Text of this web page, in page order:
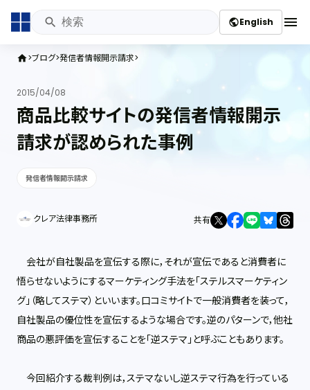
publicEnglish menu
home ブログ 発信者情報開示請求
2015/04/08
商品比較サイトの発信者情報開示
請求が認められた事例
発信者情報開示請求
クレア法律事務所 共有
会社が自社製品を宣伝する際に，それが宣伝であると消費者に
悟らせないようにするマーケティング手法を「ステルスマーケティン
グ」（略してステマ）といいます。口コミサイトで一般消費者を装って，
自社製品の優位性を宣伝するような場合です。逆のパターンで，他社
商品の悪評価を宣伝することを「逆ステマ」と呼ぶこともあります。
今回紹介する裁判例は，ステマないし逆ステマ行為を行っている